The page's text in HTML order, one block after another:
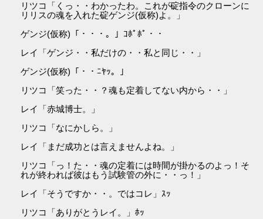
リツコ「くっ・・わかったわ。これが碇指令のクローンに
リリスの魂を入れた碇ゲンジ(仮称)よ。」
ゲンジ(仮称)「・・・。」ｺﾎﾟﾎﾟ・・
レイ「ゲンジ・・私だけの・・私と同じ・・」
ゲンジ(仮称)「・・ﾆﾔｯ。」
リツコ「笑った・・？魂も定着してない内から・・」
レイ「赤城博士。」
リツコ「なにかしら。」
レイ「まだ成功とは言えませんよね。」
リツコ「っ！た・・魂の定着には時間が掛かるのよっ！そ
れが終われば彼はもう試験管の外に・・っ！」
レイ「そうですか・・。ではコレ」ｽｯ
リツコ「ありがとうレイ。」ﾎｯ